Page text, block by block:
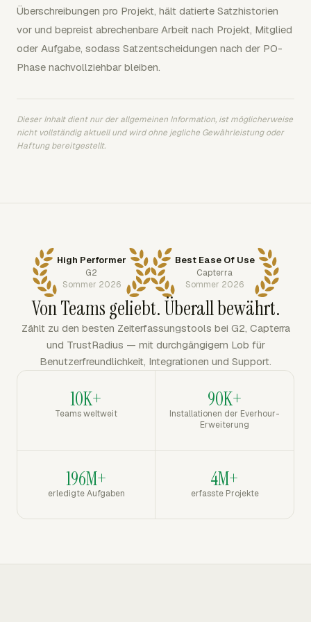
Überschreibungen pro Projekt, hält datierte Satzhistorien
vor und bepreist abrechenbare Arbeit nach Projekt, Mitglied
oder Aufgabe, sodass Satzentscheidungen nach der PO-
Phase nachvollziehbar bleiben.
Dieser Inhalt dient nur der allgemeinen Information, ist möglicherweise
nicht vollständig aktuell und wird ohne jegliche Gewährleistung oder
Haftung bereitgestellt.
High Performer
G2
Sommer 2026
Best Ease Of Use
Capterra
Sommer 2026
Von Teams geliebt. Überall bewährt.
Zählt zu den besten Zeiterfassungstools bei G2, Capterra
und TrustRadius — mit durchgängigem Lob für
Benutzerfreundlichkeit, Integrationen und Support.
10K+
Teams weltweit
90K+
Installationen der Everhour-
Erweiterung
196M+
erledigte Aufgaben
4M+
erfasste Projekte